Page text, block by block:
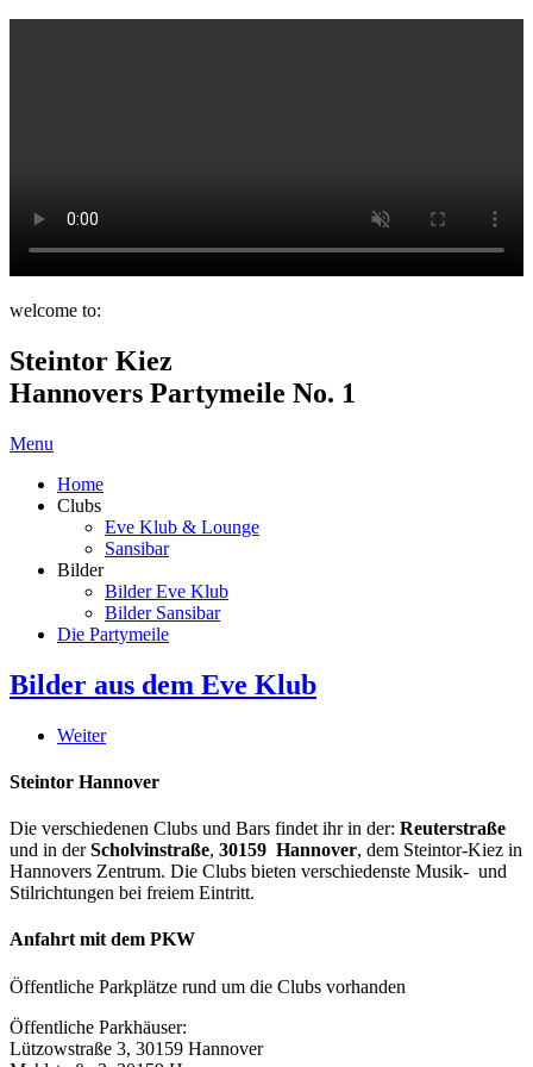
welcome to:
Steintor Kiez
Hannovers Partymeile No. 1
Menu
Home
Clubs
Eve Klub & Lounge
Sansibar
Bilder
Bilder Eve Klub
Bilder Sansibar
Die Partymeile
Bilder aus dem Eve Klub
Weiter
Steintor Hannover
Die verschiedenen Clubs und Bars findet ihr in der: Reuterstraße
und in derScholvinstraße, 30159 Hannover, dem Steintor-Kiez in
Hannovers Zentrum. Die Clubs bieten verschiedenste Musik- und
Stilrichtungen bei freiem Eintritt.
Anfahrt mit dem PKW
Öffentliche Parkplätze rund um die Clubs vorhanden
Öffentliche Parkhäuser:
Lützowstraße 3, 30159 Hannover